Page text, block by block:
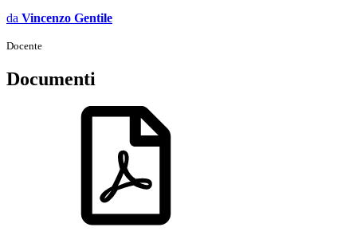
da Vincenzo Gentile
Docente
Documenti